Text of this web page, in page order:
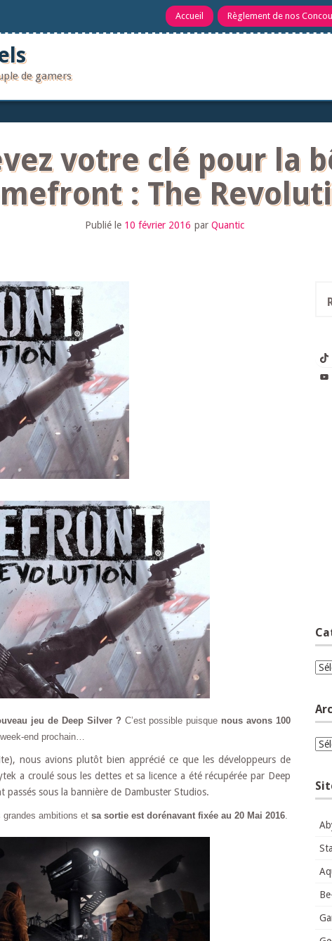
Accueil Règlement de nos
de gamers
votre clé pour la
: The
Publié le 10 février 2016 par Quantic
jeu de Deep Silver ? C’est possible puisque nous avons 100
end prochain…
nous avions plutôt bien apprécié ce que les développeurs de
a croulé sous les dettes et sa licence a été récupérée par Deep
sous la bannière de Dambuster Studios.
grandes ambitions et sa sortie est dorénavant fixée au 20 Mai 2016